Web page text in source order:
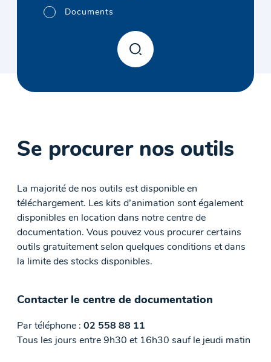
Documents
Se procurer nos outils
La majorité de nos outils est disponible en
téléchargement. Les kits d’animation sont également
disponibles en location dans notre centre de
documentation. Vous pouvez vous procurer certains
outils gratuitement selon quelques conditions et dans
la limite des stocks disponibles.
Contacter le centre de documentation
Par téléphone : 02 558 88 11
Tous les jours entre 9h30 et 16h30 sauf le jeudi matin